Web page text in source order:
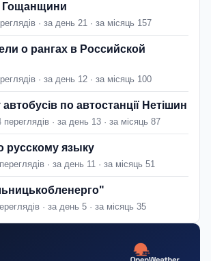
Гощанщини
· за день 21 · за місяць 157
о рангах в Российской
· за день 12 · за місяць 100
по автостанції Нетішин
переглядів · за день 13 · за місяць 87
русскому языку
· за день 11 · за місяць 51
· за день 5 · за місяць 35